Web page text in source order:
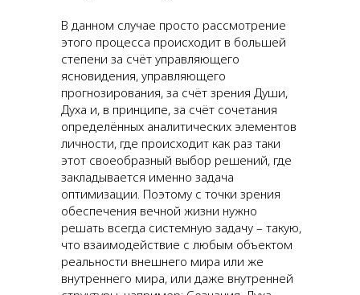
В данном случае просто рассмотрение
этого процесса происходит в большей
степени за счёт управляющего
ясновидения, управляющего
прогнозирования, за счёт зрения Души,
Духа и, в принципе, за счёт сочетания
определённых аналитических элементов
личности, где происходит как раз таки
этот своеобразный выбор решений, где
закладывается именно задача
оптимизации. Поэтому с точки зрения
обеспечения вечной жизни нужно
решать всегда системную задачу – такую,
что взаимодействие с любым объектом
реальности внешнего мира или же
внутреннего мира, или даже внутренней